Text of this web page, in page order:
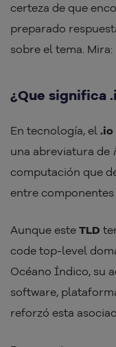
certeza de que
preparado
sobre el tema. Mira:
¿Que significa
En tecnología, el .io
una abreviatura de
computación que
entre componentes
Aunque este TLD
code top-level
Océano Índico, su
software,
reforzó esta